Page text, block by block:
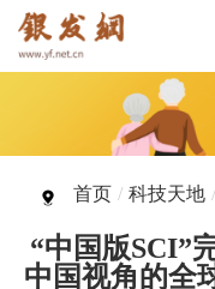
首页 / 科技天地 /
“中国版SCI”
中国视角的全